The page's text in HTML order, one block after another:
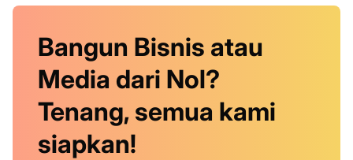
Bangun Bisnis atau
Media dari Nol?
Tenang, semua kami
siapkan!